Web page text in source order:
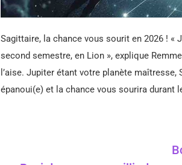
Sagittaire, la chance vous sourit en 2026 ! «
second semestre, en Lion », explique
l’aise. Jupiter étant votre planète
épanoui(e) et la chance vous sourira durant